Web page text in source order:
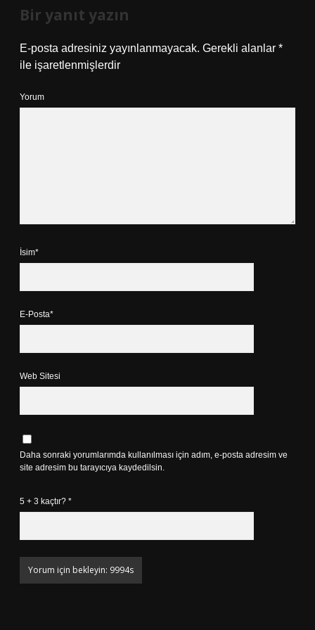
Bir yanıt yazın
E-posta adresiniz yayınlanmayacak. Gerekli alanlar *
ile işaretlenmişlerdir
Yorum
İsim*
E-Posta*
Web Sitesi
Daha sonraki yorumlarımda kullanılması için adım, e-posta adresim ve
site adresim bu tarayıcıya kaydedilsin.
5 + 3 kaçtır? *